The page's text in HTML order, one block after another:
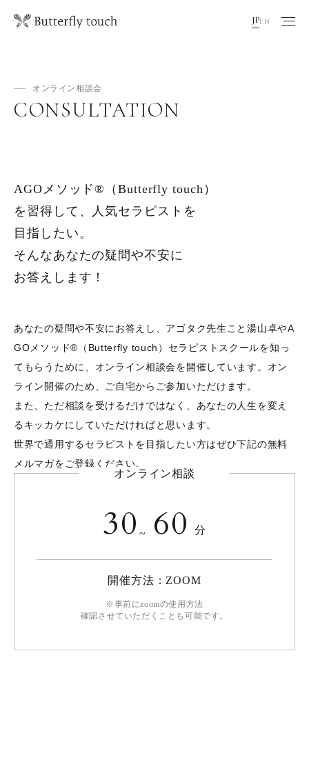
EN
JP
オンライン相談会
CONSULTATION
AGOメソッド®︎（Butterfly touch）
を習得して、人気セラピストを
目指したい。
そんなあなたの疑問や不安に
お答えします！
あなたの疑問や不安にお答えし、アゴタク先生こと湯山卓やA
GOメソッド®︎（Butterfly touch）セラピストスクールを知っ
てもらうために、オンライン相談会を開催しています。オン
ライン開催のため、ご自宅からご参加いただけます。
また、ただ相談を受けるだけではなく、あなたの人生を変え
るキッカケにしていただければと思います。
世界で通用するセラピストを目指したい方はぜひ下記の無料
メルマガをご登録ください。
オンライン相談
30 ~ 60 分
開催方法：ZOOM
※事前にzoomの使用方法
確認させていただくことも可能です。